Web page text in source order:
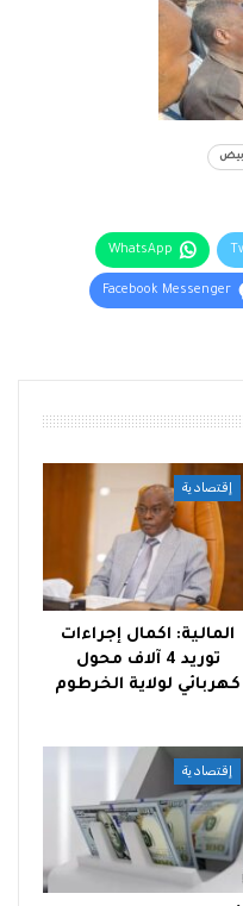
WhatsApp
Facebook Messenger
إقتصادية
المالية: اكمال إجراءات
توريد 4 آلاف محول
كهربائي لولاية الخرطوم
إقتصادية